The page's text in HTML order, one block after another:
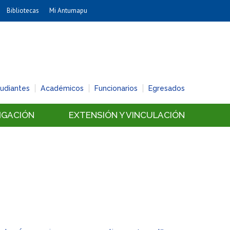
Comunicación e Imagen
Economía y Negocios
Gobierno
Bibliotecas Mi Antumapu
Académicos Funcionarios Egresados
EXTENSIÓN Y VINCULACIÓN